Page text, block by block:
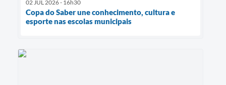
02 JUL 2026 - 16h30
Copa do Saber une conhecimento, cultura e
esporte nas escolas municipais